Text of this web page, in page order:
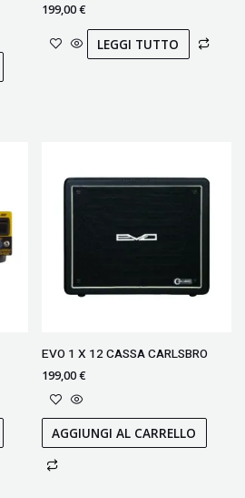
199,00€
LEGGI TUTTO
EVO 1 X 12 CASSA CARLSBRO
199,00€
AGGIUNGI AL CARRELLO